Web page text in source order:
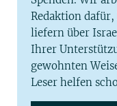
Redaktion
liefern über
Ihrer
gewohnten
Leser helfen